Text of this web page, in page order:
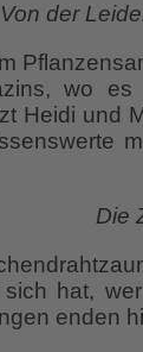
Von der
wo es
Heidi und
Die
hat,
enden